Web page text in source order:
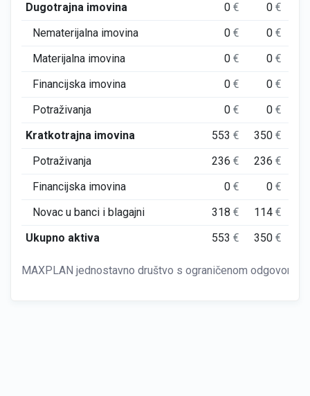
Dugotrajna imovina 0€ 0€
Nematerijalna imovina
0€ 0€
Materijalna imovina
0€ 0€
Financijska imovina
0€ 0€
Potraživanja
0€ 0€
Kratkotrajna imovina
553€ 350€
Potraživanja
236€ 236€
Financijska imovina
0€ 0€
Novac u banci i blagajni
318€ 114€
Ukupno aktiva
553€ 350€
MAXPLAN jednostavno društvo s ograničenom